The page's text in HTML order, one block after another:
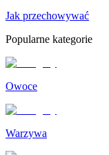
Jak przechowywać
Popularne kategorie
Owoce
Warzywa